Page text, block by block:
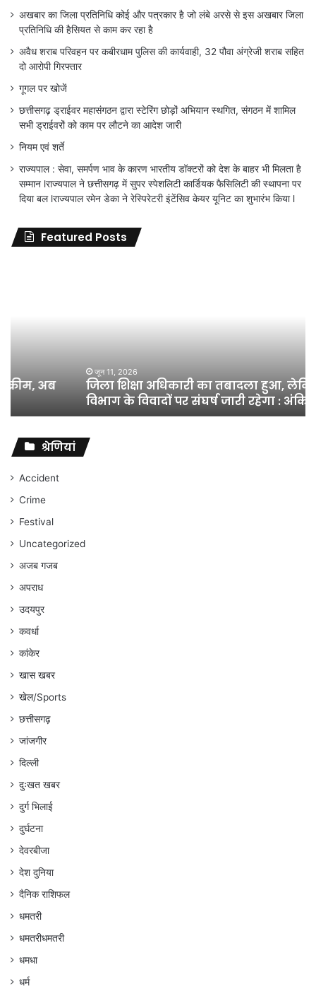
अखबार का जिला प्रतिनिधि कोई और पत्रकार है जो लंबे अरसे से इस अखबार जिला
प्रतिनिधि की हैसियत से काम कर रहा है
अवैध शराब परिवहन पर कबीरधाम पुलिस की कार्यवाही, 32 पौवा अंग्रेजी शराब सहित
दो आरोपी गिरफ्तार
गूगल पर खोजें
छत्तीसगढ़ ड्राईवर महासंगठन द्वारा स्टेरिंग छोड़ों अभियान स्थगित, संगठन में शामिल
सभी ड्राईवरों को काम पर लौटने का आदेश जारी
नियम एवं शर्ते
राज्यपाल : सेवा, समर्पण भाव के कारण भारतीय डॉक्टरों को देश के बाहर भी मिलता है
सम्मान lराज्यपाल ने छत्तीसगढ़ में सुपर स्पेशलिटी कार्डियक फैसिलिटी की स्थापना पर
दिया बल lराज्यपाल रमेन डेका ने रेस्पिरेटरी इंटेंसिव केयर यूनिट का शुभारंभ किया l
Featured Posts
विभाग
विवादों
संघर्ष
जारी
रहेगा
अंकित
गौरहा
जिला शिक्षा अधिकारी का तबादला हुआ, लेकिन शिक्षा
विभाग के विवादों पर संघर्ष जारी रहेगा : अंकित गौरहा
श्रेणियां
Accident
Crime
Festival
Uncategorized
अजब गजब
अपराध
उदयपुर
कवर्धा
कांकेर
खास खबर
खेल/Sports
छत्तीसगढ़
जांजगीर
दिल्ली
दुःखत खबर
दुर्ग भिलाई
दुर्घटना
देवरबीजा
देश दुनिया
दैनिक राशिफल
धमतरी
धमतरीधमतरी
धमधा
धर्म